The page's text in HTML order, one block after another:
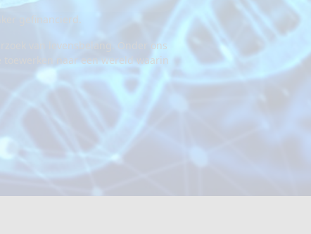
gefinancierd.
van levensbelang. Onder ons
toewerken naar een wereld waarin